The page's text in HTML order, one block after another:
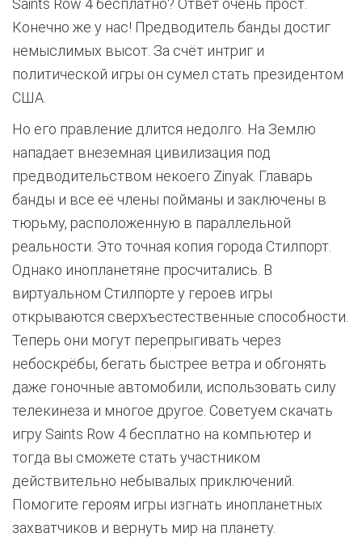
Saints Row 4 бесплатно? Ответ очень прост.
Конечно же у нас! Предводитель банды достиг
немыслимых высот. За счёт интриг и
политической игры он сумел стать президентом
США.
Но его правление длится недолго. На Землю
нападает внеземная цивилизация под
предводительством некоего Zinyak. Главарь
банды и все её члены пойманы и заключены в
тюрьму, расположенную в параллельной
реальности. Это точная копия города Стилпорт.
Однако инопланетяне просчитались. В
виртуальном Стилпорте у героев игры
открываются сверхъестественные способности.
Теперь они могут перепрыгивать через
небоскрёбы, бегать быстрее ветра и обгонять
даже гоночные автомобили, использовать силу
телекинеза и многое другое. Советуем скачать
игру Saints Row 4 бесплатно на компьютер и
тогда вы сможете стать участником
действительно небывалых приключений.
Помогите героям игры изгнать инопланетных
захватчиков и вернуть мир на планету.